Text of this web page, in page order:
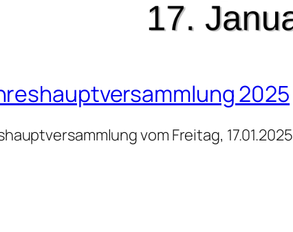
2025
vom Freitag, 17.01.2025